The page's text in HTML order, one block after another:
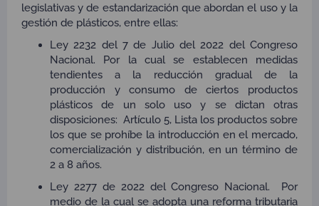
legislativas y de estandarización que abordan el uso y la
gestión de plásticos, entre ellas:
Ley 2232 del 7 de Julio del 2022 del Congreso
Nacional. Por la cual se establecen medidas
tendientes a la reducción gradual de la
producción y consumo de ciertos productos
plásticos de un solo uso y se dictan otras
disposiciones: Artículo 5, Lista los productos sobre
los que se prohíbe la introducción en el mercado,
comercialización y distribución, en un término de
2 a 8 años.
Ley 2277 de 2022 del Congreso Nacional.
Por
medio de la cual se adopta una reforma tributaria